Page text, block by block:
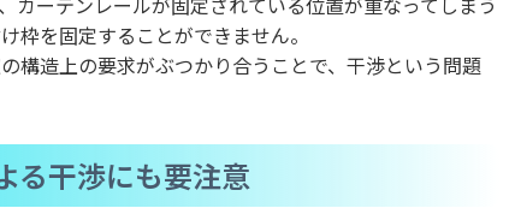
枠を固定することができません。
構造上の要求がぶつかり合うことで、干渉という問題
る干渉にも要注意